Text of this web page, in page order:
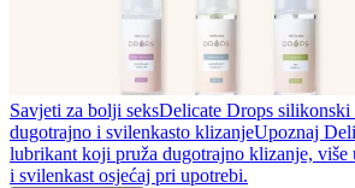
Savjeti za bolji seksDelicate Drops silikonski
dugotrajno i svilenkasto klizanjeUpoznaj
lubrikant koji pruža dugotrajno klizanje, više
i svilenkast osjećaj pri upotrebi.